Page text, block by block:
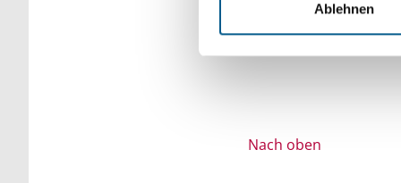
Ablehnen
Nach oben